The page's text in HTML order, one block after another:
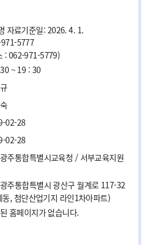
자료기준일: 2026. 4. 1.
5777
: 062-971-5779)
~ 19 : 30
02-28
02-28
주통합특별시교육청 / 서부교육지원
주통합특별시 광산구 월계로 117-32
동, 첨단산업기지 라인1차아파트)
홈페이지가 없습니다.